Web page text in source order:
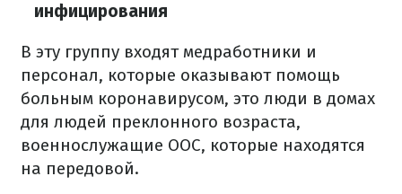
инфицирования
В эту группу входят медработники и
персонал, которые оказывают помощь
больным коронавирусом, это люди в домах
для людей преклонного возраста,
военнослужащие ООС, которые находятся
на передовой.